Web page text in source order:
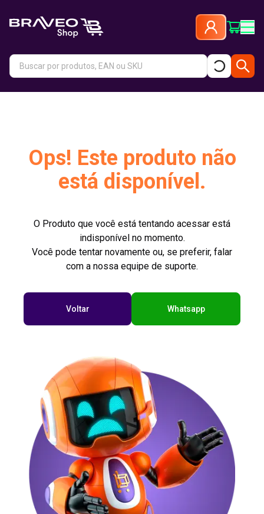
Ops! Este produto não
está disponível.
O Produto que você está tentando acessar está
indisponível no momento.
Você pode tentar novamente ou, se preferir, falar
com a nossa equipe de suporte.
Voltar Whatsapp